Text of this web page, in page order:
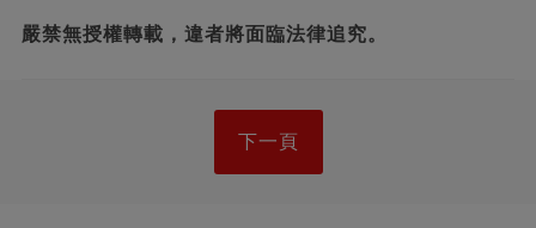
嚴禁無授權轉載，違者將面臨法律追究。
下一頁